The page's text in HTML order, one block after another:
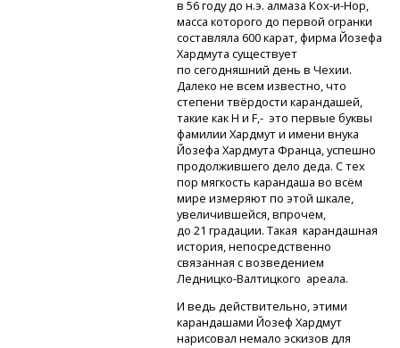
в 56 году до н.э. алмазаКох-и-Нор,
масса которого до первой огранки
составляла 600 карат, фирма Йозефа
Хардмута существует
по сегодняшний день в Чехии.
Далеко не всем известно, что
степени твёрдости карандашей,
такие какH и F,- это первые буквы
фамилии Хардмут и имени внука
Йозефа Хардмута Франца, успешно
продолжившего дело деда. С тех
пор мягкость карандаша во всём
мире измеряют по этой шкале,
увеличившейся, впрочем,
до 21 градации. Такая карандашная
история, непосредственно
связанная с возведением
Ледницко-Валтицкого ареала.
И ведь действительно, этими
карандашами Йозеф Хардмут
нарисовал немало эскизов для